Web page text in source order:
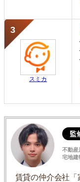
スミカ
監
不動産
宅地建
賃貸の仲介会社